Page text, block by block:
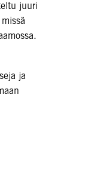
juuri
ja